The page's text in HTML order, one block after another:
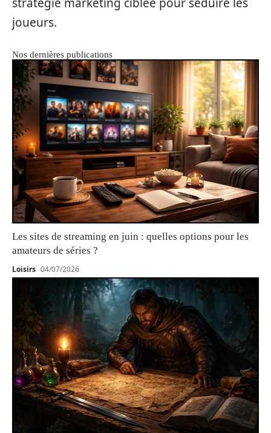
joueurs.
Nos dernières publications
Les sites de streaming en juin : quelles options pour les
amateurs de séries ?
Loisirs 04/07/2026